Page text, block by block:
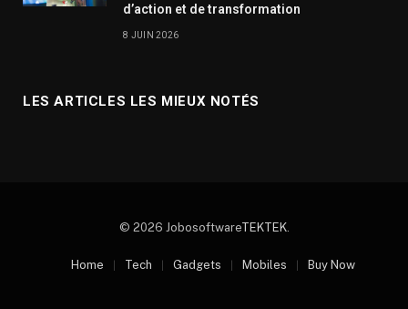
d’action et de transformation
8 JUIN 2026
LES ARTICLES LES MIEUX NOTÉS
© 2026 JobosoftwareTEKTEK.
Home Tech Gadgets Mobiles Buy Now